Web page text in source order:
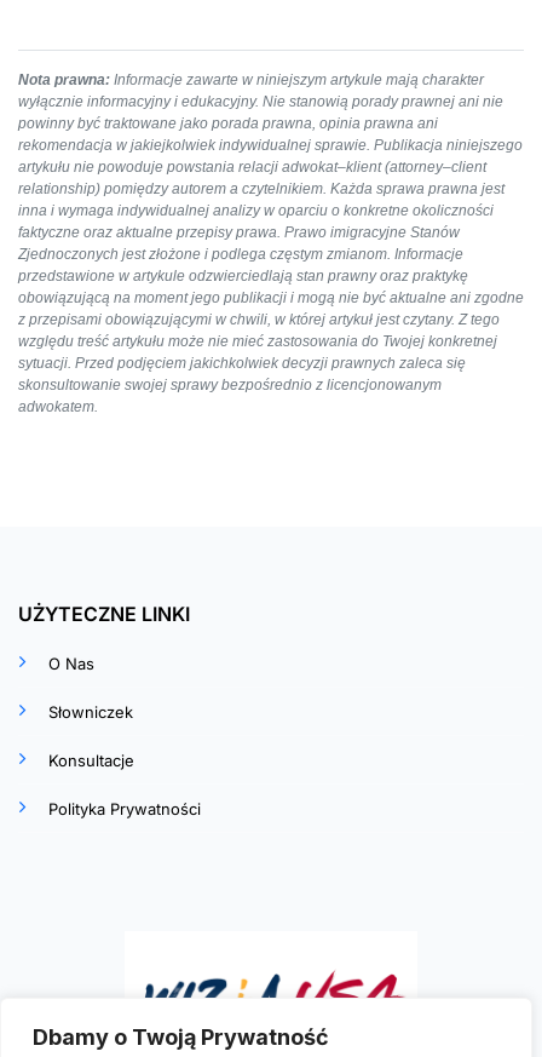
Dbamy o Twoją Prywatność
Nota prawna: Informacje zawarte w niniejszym artykule mają charakter
wyłącznie informacyjny i edukacyjny. Nie stanowią porady prawnej ani nie
powinny być traktowane jako porada prawna, opinia prawna ani
rekomendacja w jakiejkolwiek indywidualnej sprawie. Publikacja niniejszego
artykułu nie powoduje powstania relacji adwokat–klient (attorney–client
relationship) pomiędzy autorem a czytelnikiem. Każda sprawa prawna jest
inna i wymaga indywidualnej analizy w oparciu o konkretne okoliczności
faktyczne oraz aktualne przepisy prawa. Prawo imigracyjne Stanów
Zjednoczonych jest złożone i podlega częstym zmianom. Informacje
przedstawione w artykule odzwierciedlają stan prawny oraz praktykę
obowiązującą na moment jego publikacji i mogą nie być aktualne ani zgodne
z przepisami obowiązującymi w chwili, w której artykuł jest czytany. Z tego
względu treść artykułu może nie mieć zastosowania do Twojej konkretnej
sytuacji. Przed podjęciem jakichkolwiek decyzji prawnych zaleca się
skonsultowanie swojej sprawy bezpośrednio z licencjonowanym
adwokatem.
UŻYTECZNE LINKI
O Nas
Słowniczek
Konsultacje
Polityka Prywatności